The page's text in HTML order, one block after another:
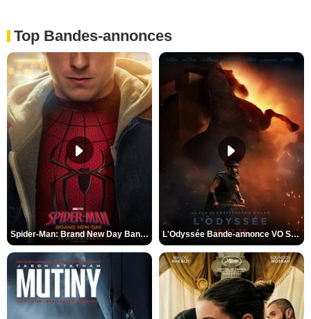
Top Bandes-annonces
Spider-Man: Brand New Day Bande-annonce VO STFR L'Odyssée Bande-annonce VO STFR